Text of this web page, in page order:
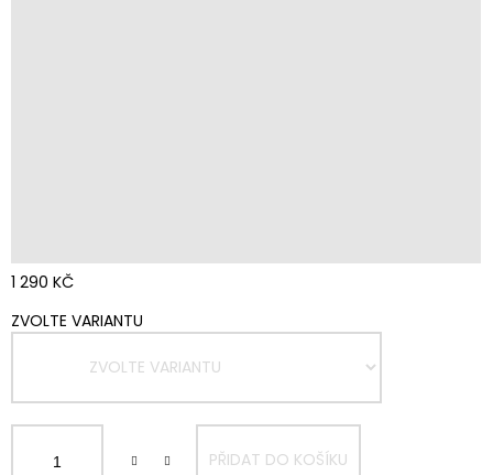
1 290 KČ
CENA:
ZVOLTE VARIANTU
PŘIDAT DO KOŠÍKU